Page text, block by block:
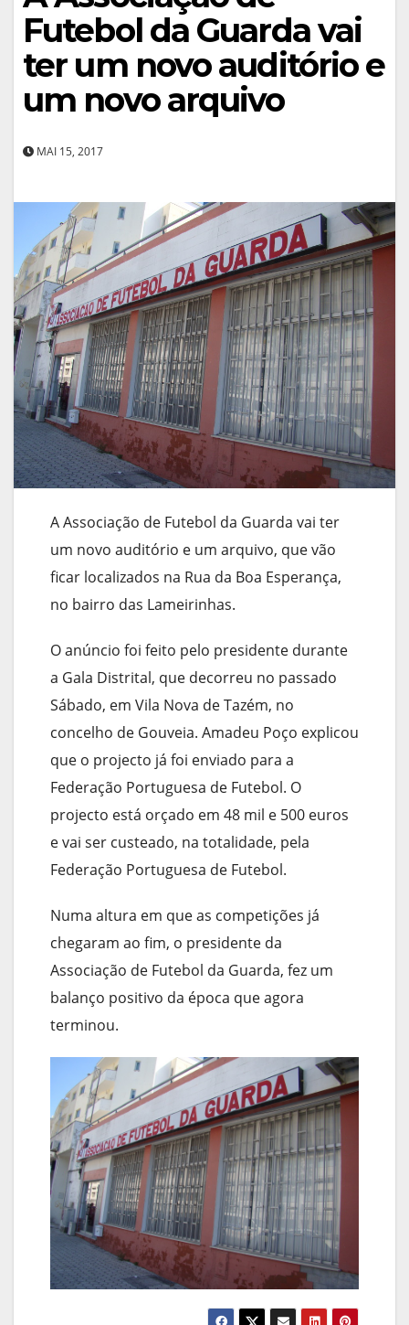
Futebol da Guarda vai
ter um novo auditório e
um novo arquivo
MAI 15, 2017
A Associação de Futebol da Guarda vai ter
um novo auditório e um arquivo, que vão
ficar localizados na Rua da Boa Esperança,
no bairro das Lameirinhas.
O anúncio foi feito pelo presidente durante
a Gala Distrital, que decorreu no passado
Sábado, em Vila Nova de Tazém, no
concelho de Gouveia. Amadeu Poço explicou
que o projecto já foi enviado para a
Federação Portuguesa de Futebol. O
projecto está orçado em 48 mil e 500 euros
e vai ser custeado, na totalidade, pela
Federação Portuguesa de Futebol.
Numa altura em que as competições já
chegaram ao fim, o presidente da
Associação de Futebol da Guarda, fez um
balanço positivo da época que agora
terminou.